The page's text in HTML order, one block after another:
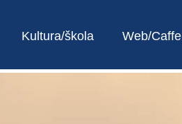
Kultura/škola Web/Caffe